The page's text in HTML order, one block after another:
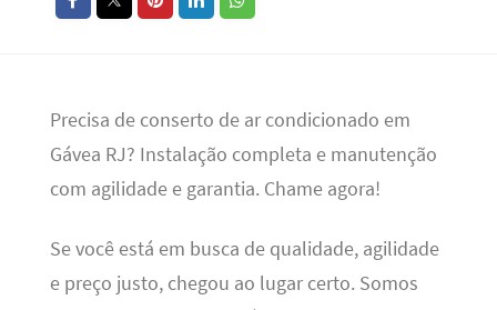
Precisa de conserto de ar condicionado em
Gávea RJ? Instalação completa e manutenção
com agilidade e garantia. Chame agora!
Se você está em busca de qualidade, agilidade
e preço justo, chegou ao lugar certo. Somos